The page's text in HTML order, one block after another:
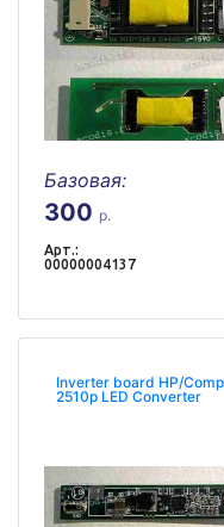
Базовая:
300 р.
Арт.:
00000004137
Inverter board HP/
2510p LED Converter